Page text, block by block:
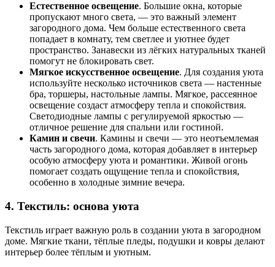
Естественное освещение. Большие окна, которые
пропускают много света, — это важный элемент
загородного дома. Чем больше естественного света
попадает в комнату, тем светлее и уютнее будет
пространство. Занавески из лёгких натуральных тканей
помогут не блокировать свет.
Мягкое искусственное освещение. Для создания уюта
используйте несколько источников света — настенные
бра, торшеры, настольные лампы. Мягкое, рассеянное
освещение создаст атмосферу тепла и спокойствия.
Светодиодные лампы с регулируемой яркостью —
отличное решение для спальни или гостиной.
Камин и свечи. Камины и свечи — это неотъемлемая
часть загородного дома, которая добавляет в интерьер
особую атмосферу уюта и романтики. Живой огонь
помогает создать ощущение тепла и спокойствия,
особенно в холодные зимние вечера.
4. Текстиль: основа уюта
Текстиль играет важную роль в создании уюта в загородном
доме. Мягкие ткани, тёплые пледы, подушки и ковры делают
интерьер более тёплым и уютным.